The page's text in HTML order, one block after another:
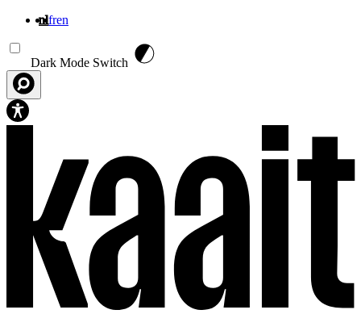
nlfren
Dark Mode Switch